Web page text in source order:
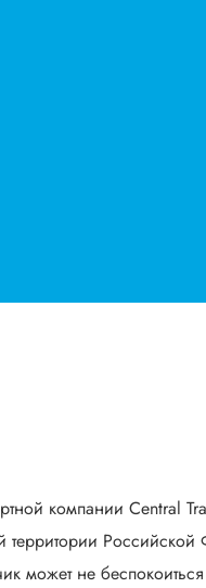
компании Central
может не беспокоиться